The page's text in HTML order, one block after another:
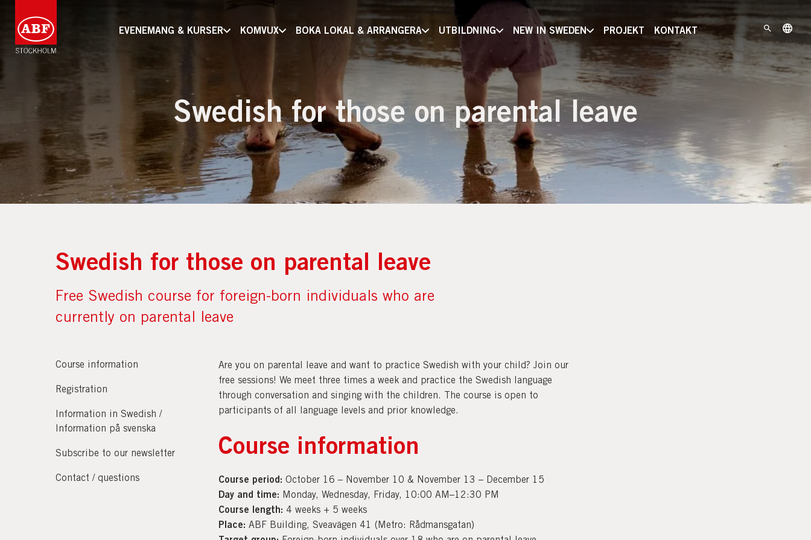
EVENEMANG & KURSER KOMVUX BOKA LOKAL & ARRANGERA UTBILDNING NEW IN SWEDEN PROJEKT KONTAKT
Swedish for those on parental leave
Swedish for those on parental leave
Free Swedish course for foreign-born individuals who are
currently on parental leave
Course information
Registration
Information in Swedish /
Information på svenska
Subscribe to our newsletter
Contact / questions
Are you on parental leave and want to practice Swedish with your child? Join our
free sessions! We meet three times a week and practice the Swedish language
through conversation and singing with the children. The course is open to
participants of all language levels and prior knowledge.
Course information
Course period: October 16 – November 10 & November 13 – December 15
Day and time: Monday, Wednesday, Friday, 10:00 AM–12:30 PM
Course length: 4 weeks + 5 weeks
Place: ABF Building, Sveavägen 41 (Metro: Rådmansgatan)